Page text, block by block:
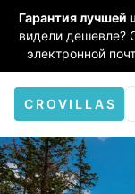
Гарантия лучшей
видели дешевле?
электронной
CROVILLAS